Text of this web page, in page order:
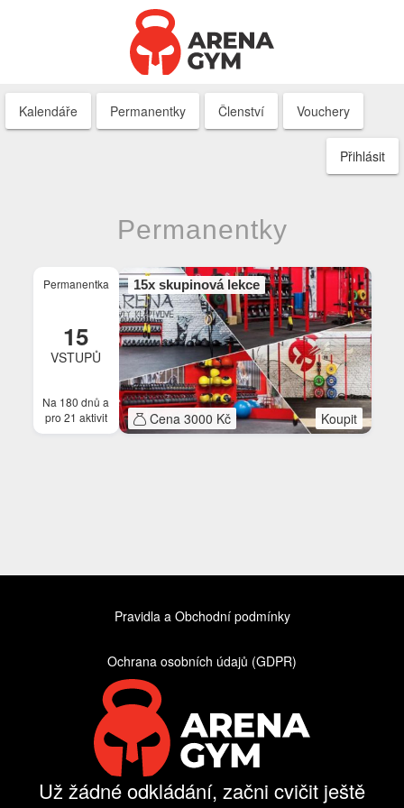
Kalendáře Permanentky Členství Vouchery
Přihlásit
Permanentky
Permanentka
15
VSTUPŮ
Na 180 dnů a
pro 21 aktivit
15x skupinová lekce
Cena 3000 Kč Koupit
Pravidla a Obchodní podmínky
Ochrana osobních údajů (GDPR)
Už žádné odkládání, začni cvičit ještě